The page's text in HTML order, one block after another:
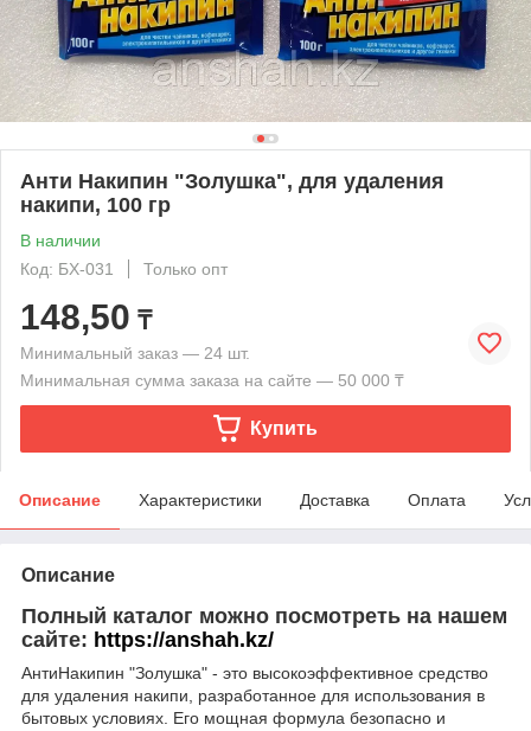
Анти Накипин "Золушка", для удаления
накипи, 100 гр
В наличии
Код: БХ-031
Только опт
148,50 ₸
Минимальный заказ — 24 шт.
Минимальная сумма заказа на сайте — 50 000 ₸
Купить
Описание Характеристики Доставка Оплата
Описание
Полный каталог можно посмотреть на нашем
сайте: https://anshah.kz/
АнтиНакипин "Золушка" - это высокоэффективное средство
для удаления накипи, разработанное для использования в
бытовых условиях. Его мощная формула безопасно и